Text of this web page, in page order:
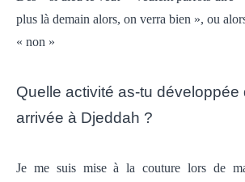
plus là demain alors, on verra bien », ou
« non »
Quelle activité as-tu développée
arrivée à Djeddah ?
Je me suis mise à la couture lors de